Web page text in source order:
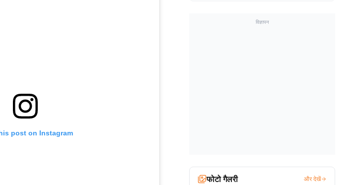
post on Instagram
विज्ञापन
फोटो गैलरी और देखें